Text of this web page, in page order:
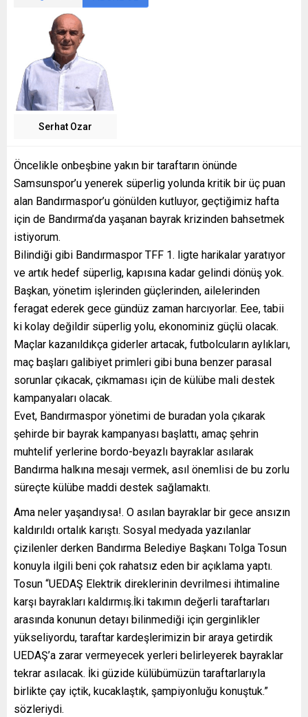
Serhat Ozar
Öncelikle onbeşbine yakın bir taraftarın önünde
Samsunspor’u yenerek süperlig yolunda kritik bir üç puan
alan Bandırmaspor’u gönülden kutluyor, geçtiğimiz hafta
için de Bandırma’da yaşanan bayrak krizinden bahsetmek
istiyorum.
Bilindiği gibi Bandırmaspor TFF 1. ligte harikalar yaratıyor
ve artık hedef süperlig, kapısına kadar gelindi dönüş yok.
Başkan, yönetim işlerinden güçlerinden, ailelerinden
feragat ederek gece gündüz zaman harcıyorlar. Eee, tabii
ki kolay değildir süperlig yolu, ekonominiz güçlü olacak.
Maçlar kazanıldıkça giderler artacak, futbolcuların aylıkları,
maç başları galibiyet primleri gibi buna benzer parasal
sorunlar çıkacak, çıkmaması için de külübe mali destek
kampanyaları olacak.
Evet, Bandırmaspor yönetimi de buradan yola çıkarak
şehirde bir bayrak kampanyası başlattı, amaç şehrin
muhtelif yerlerine bordo-beyazlı bayraklar asılarak
Bandırma halkına mesajı vermek, asıl önemlisi de bu zorlu
süreçte külübe maddi destek sağlamaktı.
Ama neler yaşandıysa!. O asılan bayraklar bir gece ansızın
kaldırıldı ortalık karıştı. Sosyal medyada yazılanlar
çizilenler derken Bandırma Belediye Başkanı Tolga Tosun
konuyla ilgili beni çok rahatsız eden bir açıklama yaptı.
Tosun “UEDAŞ Elektrik direklerinin devrilmesi ihtimaline
karşı bayrakları kaldırmış.İki takımın değerli taraftarları
arasında konunun detayı bilinmediği için gerginlikler
yükseliyordu, taraftar kardeşlerimizin bir araya getirdik
UEDAŞ’a zarar vermeyecek yerleri belirleyerek bayraklar
tekrar asılacak. İki güzide külübümüzün taraftarlarıyla
birlikte çay içtik, kucaklaştık, şampiyonluğu konuştuk.”
sözleriydi.